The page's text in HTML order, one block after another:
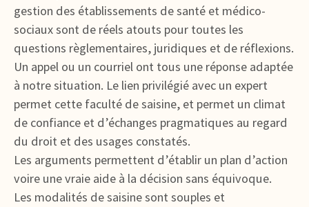
gestion des établissements de santé et médico-
sociaux sont de réels atouts pour toutes les
questions règlementaires, juridiques et de réflexions.
Un appel ou un courriel ont tous une réponse adaptée
à notre situation. Le lien privilégié avec un expert
permet cette faculté de saisine, et permet un climat
de confiance et d’échanges pragmatiques au regard
du droit et des usages constatés.
Les arguments permettent d’établir un plan d’action
voire une vraie aide à la décision sans équivoque.
Les modalités de saisine sont souples et